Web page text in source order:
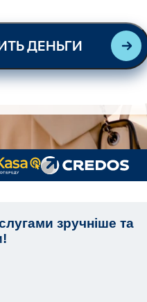
ДЕНЬГИ
зручніше та